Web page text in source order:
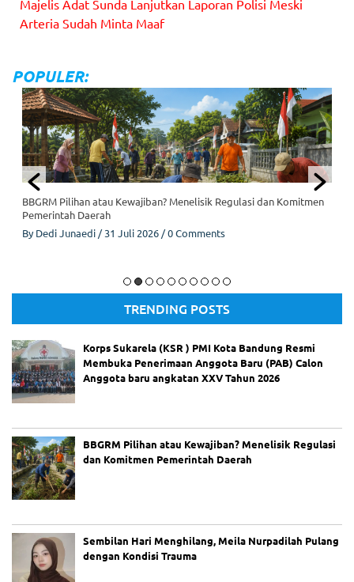
Pupuhu Agung Dewan Karatuan Majelis Adat Sunda Ari Mulia
Majelis Adat Sunda Lanjutkan Laporan Polisi Meski
Arteria Sudah Minta Maaf
POPULER:
Meila Nurpadilah Diduga Korban Penculikan Mantan Pacarnya.
Sembilan Hari Menghilang, Meila Nurpadilah Pulang dengan
Kondisi Trauma
ByRoel/21 Juli 2026/0 Comments
TRENDING POSTS
Korps Sukarela (KSR ) PMI Kota Bandung Resmi
Membuka Penerimaan Anggota Baru (PAB) Calon
Anggota baru angkatan XXV Tahun 2026
BBGRM Pilihan atau Kewajiban? Menelisik Regulasi
dan Komitmen Pemerintah Daerah
Sembilan Hari Menghilang, Meila Nurpadilah Pulang
dengan Kondisi Trauma